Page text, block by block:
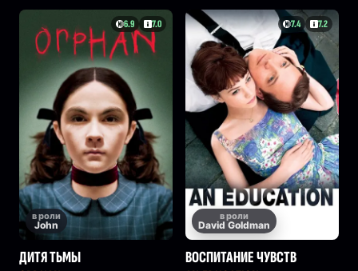
6.9 7.0
в роли
John
ДИТЯ ТЬМЫ
7.4 7.2
в роли
David Goldman
ВОСПИТАНИЕ ЧУВСТВ